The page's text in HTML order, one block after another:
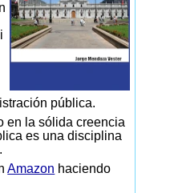
pública.
en la sólida creencia
es una disciplina
Amazon haciendo